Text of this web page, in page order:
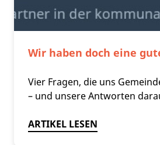
Wir haben doch eine
Vier Fragen, die uns
– und unsere Antworten
ARTIKEL LESEN